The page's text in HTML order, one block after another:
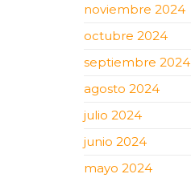
noviembre 2024
octubre 2024
septiembre 2024
agosto 2024
julio 2024
junio 2024
mayo 2024